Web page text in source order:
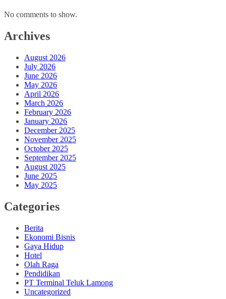
No comments to show.
Archives
August 2026
July 2026
June 2026
May 2026
April 2026
March 2026
February 2026
January 2026
December 2025
November 2025
October 2025
September 2025
August 2025
June 2025
May 2025
Categories
Berita
Ekonomi Bisnis
Gaya Hidup
Hotel
Olah Raga
Pendidikan
PT Terminal Teluk Lamong
Uncategorized